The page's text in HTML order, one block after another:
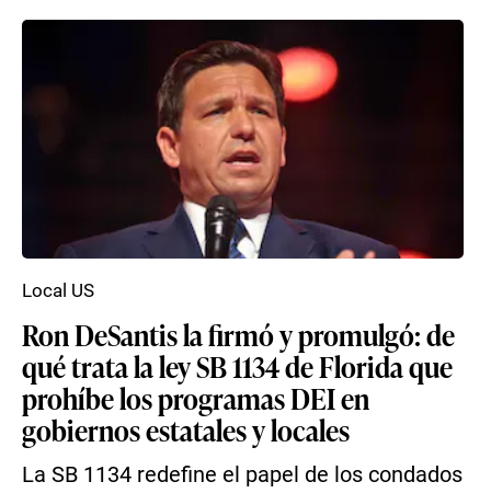
Ron DeSantis la firmó y promulgó: de
qué trata la ley SB 1134 de Florida que
prohíbe los programas DEI en
gobiernos estatales y locales
La SB 1134 redefine el papel de los condados
Local US